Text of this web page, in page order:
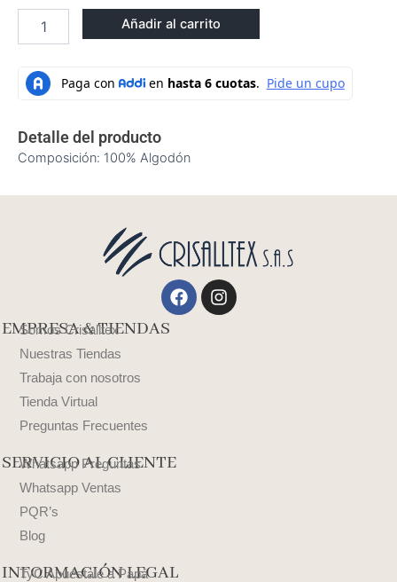
Añadir al carrito
Detalle del producto
Composición: 100% Algodón
FacebookInstagram
EMPRESA & TIENDAS
Somos Crisalltex
Nuestras Tiendas
Trabaja con nosotros
Tienda Virtual
Preguntas Frecuentes
SERVICIO AL CLIENTE
Whatsapp Preguntas
Whatsapp Ventas
PQR’s
Blog
INFORMACIÓN LEGAL
TyC Apuéstale a Papá